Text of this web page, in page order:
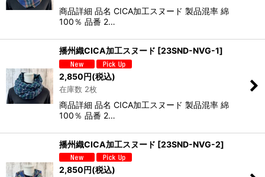
商品詳細 品名 CICA加工スヌード 製品混率 綿
100％ 品番 2…
播州織CICA加工スヌード [23SND-NVG-1]
2,850円(税込)
在庫数 2枚
商品詳細 品名 CICA加工スヌード 製品混率 綿
100％ 品番 2…
播州織CICA加工スヌード [23SND-NVG-2]
2,850円(税込)